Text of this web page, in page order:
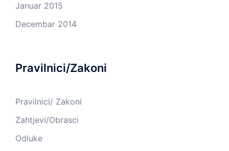
Januar 2015
Decembar 2014
Pravilnici/Zakoni
Pravilnici/ Zakoni
Zahtjevi/Obrasci
Odluke